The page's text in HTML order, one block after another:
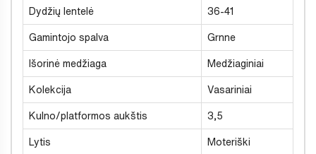
Dydžių lentelė 36-41
Gamintojo spalva Grnne
Išorinė medžiaga Medžiaginiai
Kolekcija Vasariniai
Kulno/platformos aukštis 3,5
Lytis Moteriški